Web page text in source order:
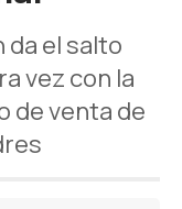
da el salto
vez con la
de venta de